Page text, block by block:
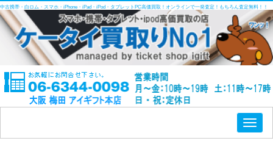
中古携帯・白ロム・スマホ・iPhone・iPad・iPod・タブレットPC高価買取！オンラインで一発査定！もちろん査定無料！！